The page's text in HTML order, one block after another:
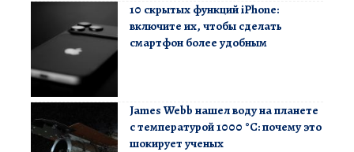
10 скрытых функций iPhone:
включите их, чтобы сделать
смартфон более удобным
James Webb нашел воду на планете
с температурой 1000 °C: почему это
шокирует ученых